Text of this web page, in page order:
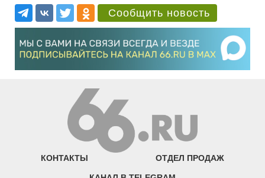
Сообщить новость
КОНТАКТЫ ОТДЕЛ ПРОДАЖ